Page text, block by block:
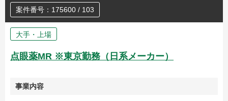
案件番号：175600 / 103
大手・上場
点眼薬MR ※東京勤務（日系メーカー）
事業内容